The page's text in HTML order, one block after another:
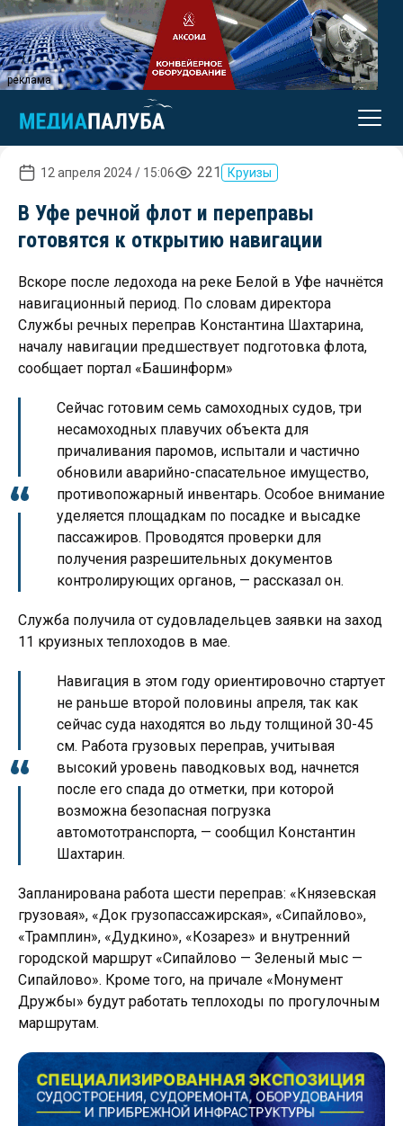
реклама
12 апреля 2024 / 15:06 221 Круизы
В Уфе речной флот и переправы
готовятся к открытию навигации
Вскоре после ледохода на реке Белой в Уфе начнётся
навигационный период. По словам директора
Службы речных переправ Константина Шахтарина,
началу навигации предшествует подготовка флота,
сообщает портал «Башинформ»
Сейчас готовим семь самоходных судов, три
несамоходных плавучих объекта для
причаливания паромов, испытали и частично
обновили аварийно-спасательное имущество,
противопожарный инвентарь. Особое внимание
уделяется площадкам по посадке и высадке
пассажиров. Проводятся проверки для
получения разрешительных документов
контролирующих органов, — рассказал он.
Служба получила от судовладельцев заявки на заход
11 круизных теплоходов в мае.
Навигация в этом году ориентировочно стартует
не раньше второй половины апреля, так как
сейчас суда находятся во льду толщиной 30-45
см. Работа грузовых переправ, учитывая
высокий уровень паводковых вод, начнется
после его спада до отметки, при которой
возможна безопасная погрузка
автомототранспорта, — сообщил Константин
Шахтарин.
Запланирована работа шести переправ: «Князевская
грузовая», «Док грузопассажирская», «Сипайлово»,
«Трамплин», «Дудкино», «Козарез» и внутренний
городской маршрут «Сипайлово — Зеленый мыс —
Сипайлово». Кроме того, на причале «Монумент
Дружбы» будут работать теплоходы по прогулочным
маршрутам.